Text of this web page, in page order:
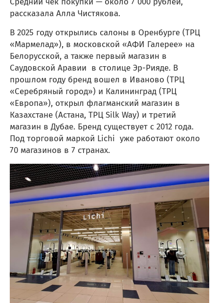
рассказала Алла Чистякова.
В 2025 году открылись салоны в Оренбурге (ТРЦ
«Мармелад»), в московской «АФИ Галерее» на
Белорусской, а также первый магазин в
Саудовской Аравии в столице Эр-Рияде. В
прошлом году бренд вошел в Иваново (ТРЦ
«Серебряный город») и Калининград (ТРЦ
«Европа»), открыл флагманский магазин в
Казахстане (Астана, ТРЦ Silk Way) и третий
магазин в Дубае. Бренд существует с 2012 года.
Под торговой маркой Lichi уже работают около
70 магазинов в 7 странах.